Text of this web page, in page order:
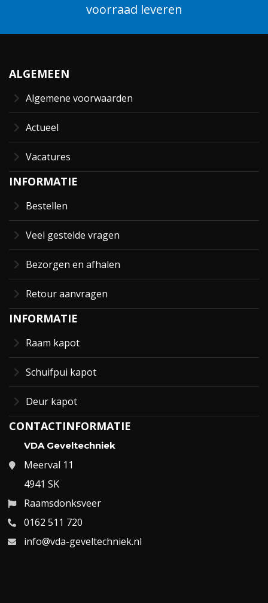
voorraad leveren
ALGEMEEN
Algemene voorwaarden
Actueel
Vacatures
INFORMATIE
Bestellen
Veel gestelde vragen
Bezorgen en afhalen
Retour aanvragen
INFORMATIE
Raam kapot
Schuifpui kapot
Deur kapot
CONTACTINFORMATIE
VDA Geveltechniek
Meerval 11
4941 SK
Raamsdonksveer
0162 511 720
info@vda-geveltechniek.nl